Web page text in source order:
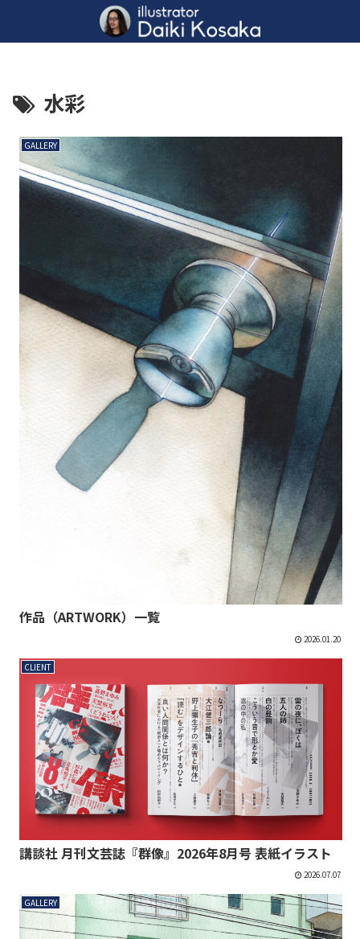
水彩
GALLERY
作品（ARTWORK）一覧
2026.01.20
CLIENT
講談社 月刊文芸誌『群像』2026年8月号 表紙イラスト
2026.07.07
GALLERY